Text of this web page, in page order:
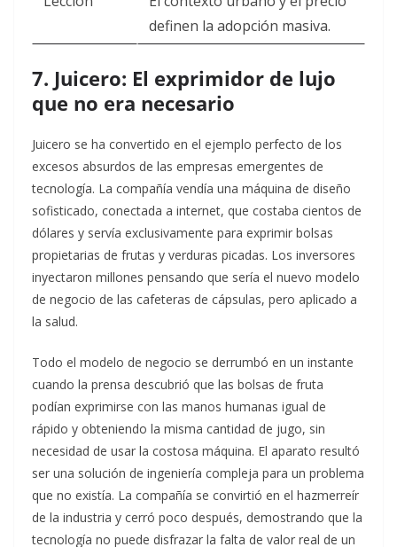
definen la adopción masiva.
7. Juicero: El exprimidor de lujo
que no era necesario
Juicero se ha convertido en el ejemplo perfecto de los
excesos absurdos de las empresas emergentes de
tecnología. La compañía vendía una máquina de diseño
sofisticado, conectada a internet, que costaba cientos de
dólares y servía exclusivamente para exprimir bolsas
propietarias de frutas y verduras picadas. Los inversores
inyectaron millones pensando que sería el nuevo modelo
de negocio de las cafeteras de cápsulas, pero aplicado a
la salud.
Todo el modelo de negocio se derrumbó en un instante
cuando la prensa descubrió que las bolsas de fruta
podían exprimirse con las manos humanas igual de
rápido y obteniendo la misma cantidad de jugo, sin
necesidad de usar la costosa máquina. El aparato resultó
ser una solución de ingeniería compleja para un problema
que no existía. La compañía se convirtió en el hazmerreír
de la industria y cerró poco después, demostrando que la
tecnología no puede disfrazar la falta de valor real de un